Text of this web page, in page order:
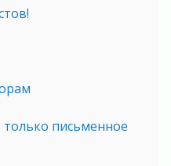
письменное